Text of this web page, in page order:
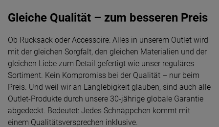
Gleiche Qualität – zum besseren Preis
Ob Rucksack oder Accessoire: Alles in unserem Outlet wird
mit der gleichen Sorgfalt, den gleichen Materialien und der
gleichen Liebe zum Detail gefertigt wie unser reguläres
Sortiment. Kein Kompromiss bei der Qualität – nur beim
Preis. Und weil wir an Langlebigkeit glauben, sind auch alle
Outlet-Produkte durch unsere 30-jährige globale Garantie
abgedeckt. Bedeutet: Jedes Schnäppchen kommt mit
einem Qualitätsversprechen inklusive.